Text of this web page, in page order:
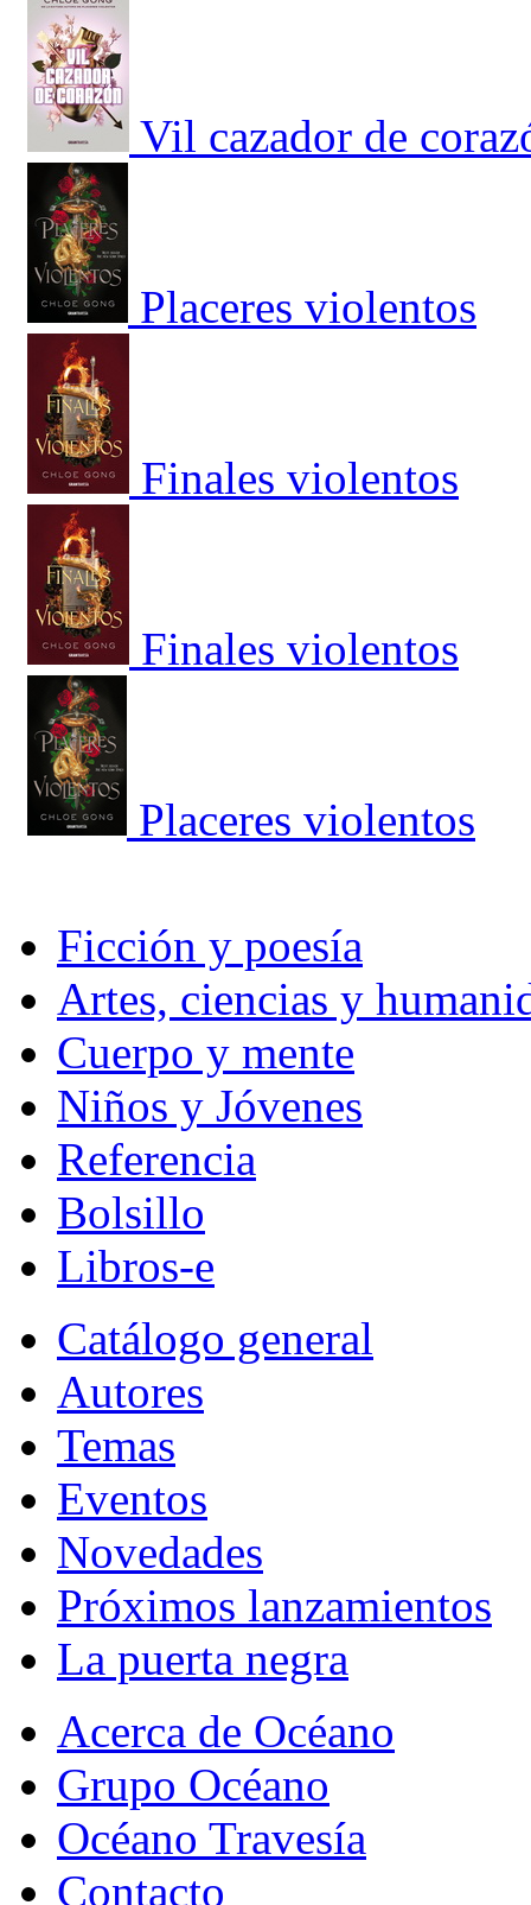
Vil cazador de
Placeres violentos
Finales violentos
Finales violentos
Placeres violentos
Ficción y poesía
Artes, ciencias y
Cuerpo y mente
Niños y Jóvenes
Referencia
Bolsillo
Libros-e
Catálogo general
Autores
Temas
Eventos
Novedades
Próximos lanzamientos
La puerta negra
Acerca de Océano
Grupo Océano
Océano Travesía
Contacto